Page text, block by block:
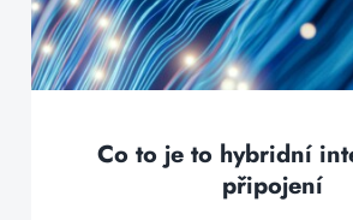
Co to je to hybridní
připojení